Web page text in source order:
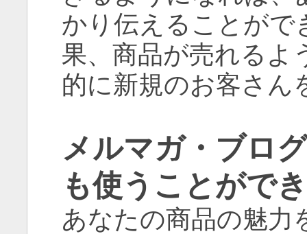
かり伝えることがで
果、商品が売れるよ
的に新規のお客さん
メルマガ・ブロ
も使うことがで
あなたの商品の魅力